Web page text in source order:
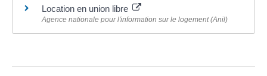
Location en union libre
Agence nationale pour l'information sur le logement (Anil)